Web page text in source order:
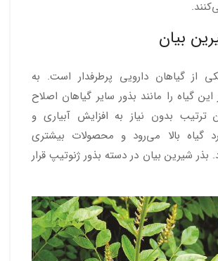
بیان
از گیاهان دارویی پرطرفدار است. به
گیاه را مانند بذور سایر گیاهان اصلاح
ترتیب بدون نیاز به افزایش آبیاری و
گیاه بالا می‌رود و محصولات بیشتری
شیرین بیان در دسته بذور ژنوتیپ قرار